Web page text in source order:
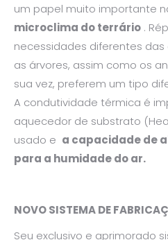
um papel muito importante
microclima do terrário .
necessidades diferentes
as árvores, assim como os
sua vez, preferem um tipo
A condutividade térmica é
aquecedor de substrato
usado e a capacidade de
para a humidade do ar.
NOVO SISTEMA DE
Seu exclusivo e aprimorado